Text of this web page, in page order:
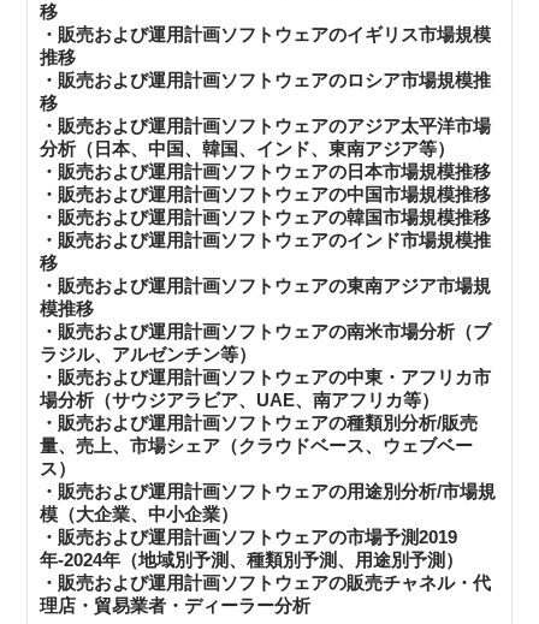
移
・販売および運用計画ソフトウェアのイギリス市場規模
推移
・販売および運用計画ソフトウェアのロシア市場規模推
移
・販売および運用計画ソフトウェアのアジア太平洋市場
分析（日本、中国、韓国、インド、東南アジア等）
・販売および運用計画ソフトウェアの日本市場規模推移
・販売および運用計画ソフトウェアの中国市場規模推移
・販売および運用計画ソフトウェアの韓国市場規模推移
・販売および運用計画ソフトウェアのインド市場規模推
移
・販売および運用計画ソフトウェアの東南アジア市場規
模推移
・販売および運用計画ソフトウェアの南米市場分析（ブ
ラジル、アルゼンチン等）
・販売および運用計画ソフトウェアの中東・アフリカ市
場分析（サウジアラビア、UAE、南アフリカ等）
・販売および運用計画ソフトウェアの種類別分析/販売
量、売上、市場シェア（クラウドベース、ウェブベー
ス）
・販売および運用計画ソフトウェアの用途別分析/市場規
模（大企業、中小企業）
・販売および運用計画ソフトウェアの市場予測2019
年-2024年（地域別予測、種類別予測、用途別予測）
・販売および運用計画ソフトウェアの販売チャネル・代
理店・貿易業者・ディーラー分析